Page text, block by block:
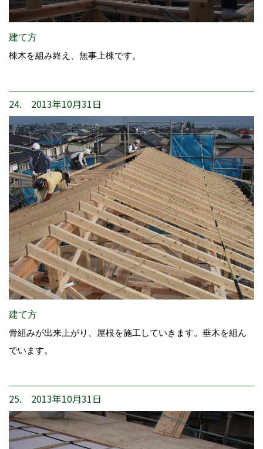
建て方
棟木を組み終え、無事上棟です。
24. 2013年10月31日
建て方
骨組みが出来上がり、屋根を施工していきます。垂木を組ん
でいます。
25. 2013年10月31日